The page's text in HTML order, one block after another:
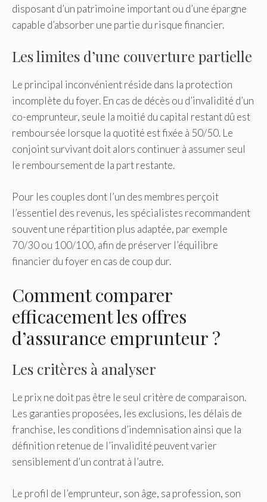
disposant d’un patrimoine important ou d’une épargne
capable d’absorber une partie du risque financier.
Les limites d’une couverture partielle
Le principal inconvénient réside dans la protection
incomplète du foyer. En cas de décès ou d’invalidité d’un
co-emprunteur, seule la moitié du capital restant dû est
remboursée lorsque la quotité est fixée à 50/50. Le
conjoint survivant doit alors continuer à assumer seul
le remboursement de la part restante.
Pour les couples dont l’un des membres perçoit
l’essentiel des revenus, les spécialistes recommandent
souvent une répartition plus adaptée, par exemple
70/30 ou 100/100, afin de préserver l’équilibre
financier du foyer en cas de coup dur.
Comment comparer
efficacement les offres
d’assurance emprunteur ?
Les critères à analyser
Le prix ne doit pas être le seul critère de comparaison.
Les garanties proposées, les exclusions, les délais de
franchise, les conditions d’indemnisation ainsi que la
définition retenue de l’invalidité peuvent varier
sensiblement d’un contrat à l’autre.
Le profil de l’emprunteur, son âge, sa profession, son